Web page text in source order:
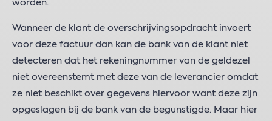
worden.
Wanneer de klant de overschrijvingsopdracht invoert
voor deze factuur dan kan de bank van de klant niet
detecteren dat het rekeningnummer van de geldezel
niet overeenstemt met deze van de leverancier omdat
ze niet beschikt over gegevens hiervoor want deze zijn
opgeslagen bij de bank van de begunstigde. Maar hier